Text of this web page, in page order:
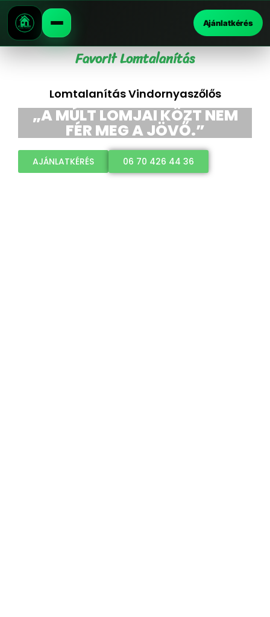
Ajánlatkérés
Favorit Lomtalanítás
Lomtalanítás Vindornyaszőlős
„A MÚLT LOMJAI KÖZT NEM
FÉR MEG A JÖVŐ.”
AJÁNLATKÉRÉS 06 70 426 44 36